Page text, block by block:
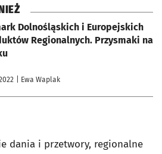
Dolnośląskich i Europejskich
Regionalnych. Przysmaki na
| Ewa Waplak
dania i przetwory, regionalne